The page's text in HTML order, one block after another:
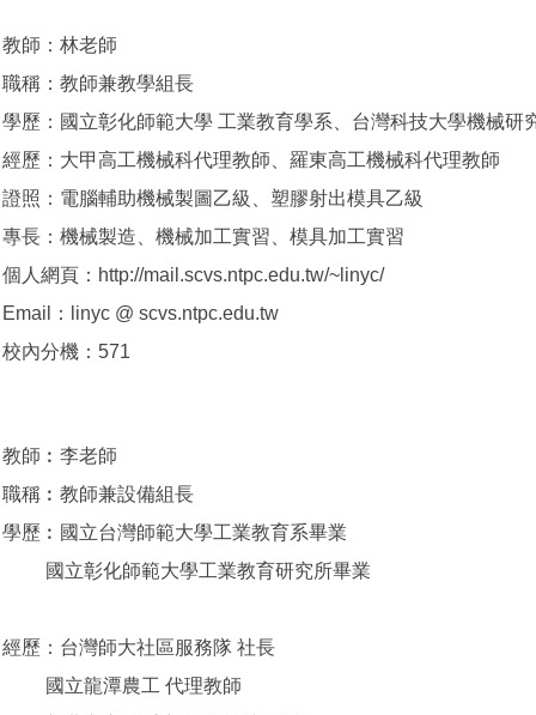
教師：林老師
職稱：教師兼教學組長
學歷：國立彰化師範大學 工業教育學系、台灣科技大學機械研
經歷：大甲高工機械科代理教師、羅東高工機械科代理教師
證照：電腦輔助機械製圖乙級、塑膠射出模具乙級
專長：機械製造、機械加工實習、模具加工實習
個人網頁：http://mail.scvs.ntpc.edu.tw/~linyc/
Email：linyc @ scvs.ntpc.edu.tw
校內分機：571
教師︰李老師
職稱︰教師兼設備組長
學歷︰國立台灣師範大學工業教育系畢業
國立彰化師範大學工業教育研究所畢業
經歷：台灣師大社區服務隊 社長
國立龍潭農工 代理教師